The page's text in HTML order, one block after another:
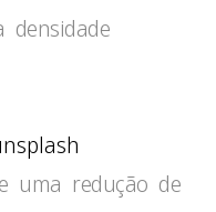
densidade
uma redução de